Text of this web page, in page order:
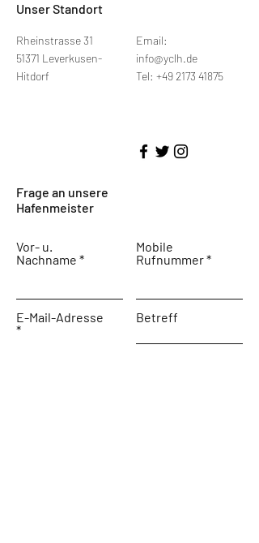
Unser Standort
Rheinstrasse 31
51371 Leverkusen-
Hitdorf
Email:
info@yclh.de
Tel: +49 2173 41875
Frage an unsere
Hafenmeister
Vor- u.
Nachname
Mobile
Rufnummer
E-Mail-Adresse Betreff